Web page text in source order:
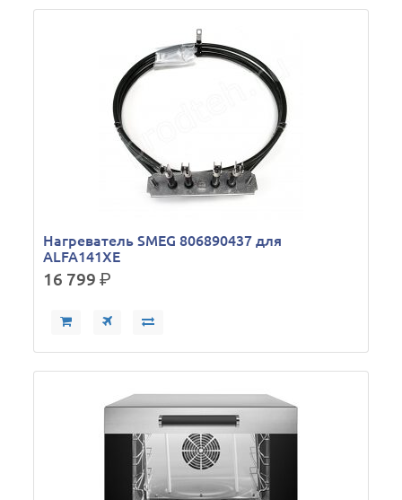
Нагреватель SMEG 806890437 для
ALFA141XE
16 799р.